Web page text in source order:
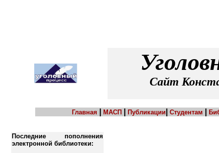
Сайт
Главная МАСП Публикации Студентам
Последние пополнения
электронной библиотеки: